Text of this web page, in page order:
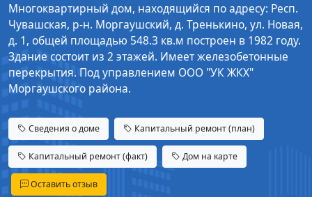
Многоквартирный дом, находящийся по адресу: Респ.
Чувашская, р-н. Моргаушский, д. Тренькино, ул. Новая,
д. 1, общей площадью 548.3 кв.м построен в 1982 году.
Здание состоит из 2 этажей. Имеет железобетонные
перекрытия. Под управлением ООО "УК ЖКХ"
Моргаушского района.
Сведения о доме Капитальный ремонт (план)
Капитальный ремонт (факт) Дом на карте
Оставить отзыв